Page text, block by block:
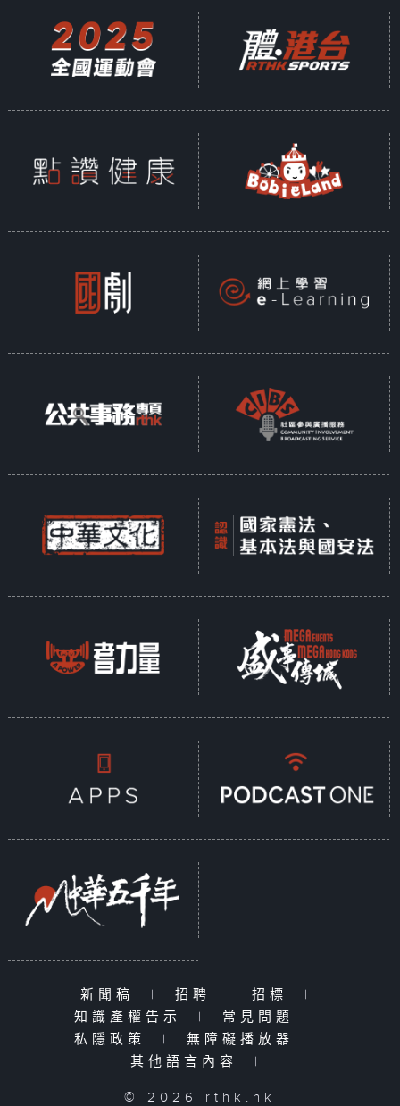
新聞稿 | 招聘 | 招標
|
知識產權告示
| 常見問題
|
私隱政策
| 無障礙播放器
|
其他語言內容
|
© 2026 rthk.hk